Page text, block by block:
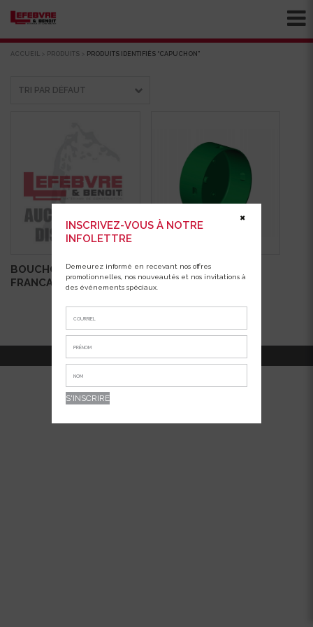
ACCUEIL > PRODUITS > PRODUITS IDENTIFIÉS “CAPUCHON”
BOUCHON 4″ DRAIN
FRANCAIS(INT)
CAPUCHON 4″ POUR
DRAIN (EXT.)
INSCRIVEZ-VOUS À NOTRE
INFOLETTRE
Demeurez informé en recevant nos offres
promotionnelles, nos nouveautés et nos invitations à
des événements spéciaux.
✖
APPELEZ-NOUS AU514-381-7456